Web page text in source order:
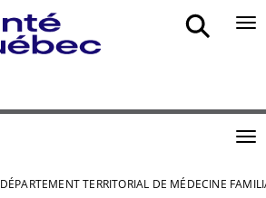
DÉPARTEMENT TERRITORIAL DE MÉDECINE